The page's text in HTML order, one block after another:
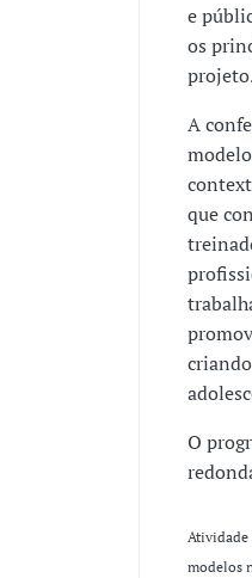
e
os
A
que
O
modelos